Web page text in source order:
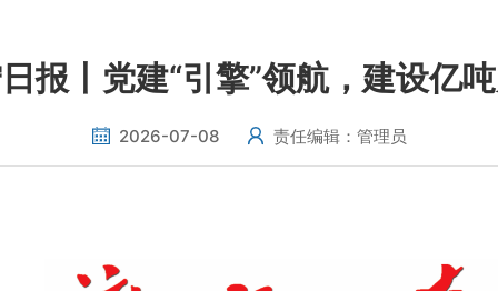
报丨党建“引擎”领航，建设亿
2026-07-08 责任编辑：管理员